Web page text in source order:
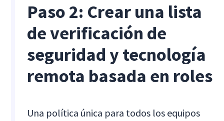
Paso 2: Crear una lista
de verificación de
seguridad y tecnología
remota basada en roles
Una política única para todos los equipos